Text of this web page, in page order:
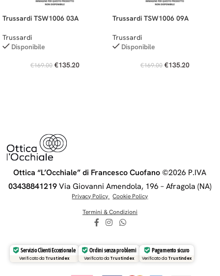
Trussardi TSW1006 03A
Trussardi
Disponibile
€169.00 €135.20
Trussardi TSW1006 09A
Trussardi
Disponibile
€169.00 €135.20
Ottica “L’Occhiale” di Francesco Cuofano ©2026 P.IVA
03438841219Via Giovanni Amendola, 196 – Afragola (NA)
Privacy Policy Cookie Policy
Termini & Condizioni
Servizio Clienti Eccezionale
Verificato da Trustindex
Ordini senza problemi
Verificato da Trustindex
Pagamento sicuro
Verificato da Trustindex